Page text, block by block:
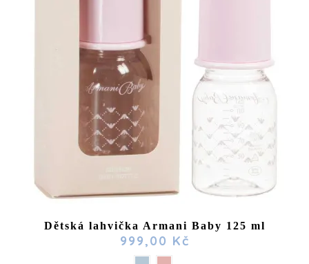
Dětská lahvička Armani Baby 125 ml
999,00 Kč